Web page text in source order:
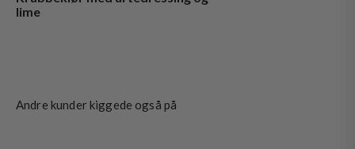
lime
Andre kunder kiggede også på